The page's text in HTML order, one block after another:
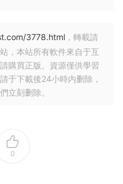
3778.html ，轉載請
，本站所有軟件來自于互
購買正版。資源僅供學習
于下載後24小時内删除，
立刻删除。
0